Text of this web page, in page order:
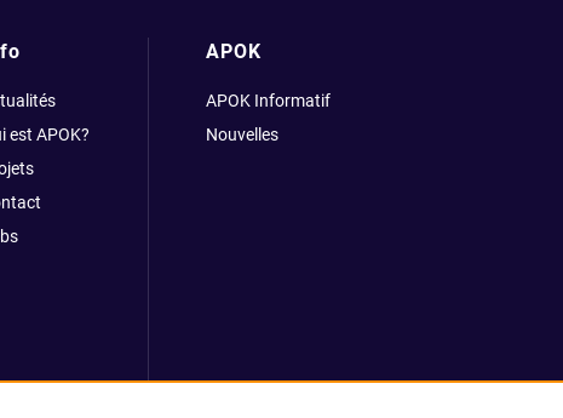
est APOK?
APOK
APOK Informatif
Nouvelles